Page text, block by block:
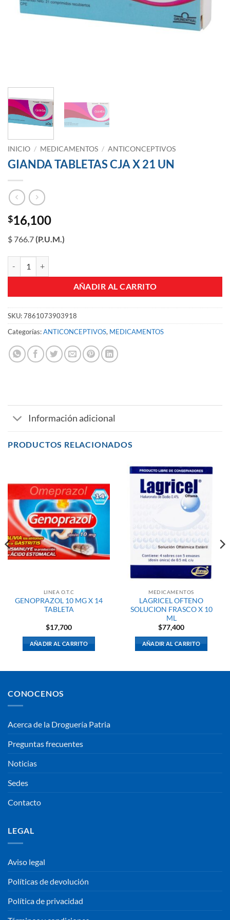
INICIO / MEDICAMENTOS / ANTICONCEPTIVOS
GIANDA TABLETAS CJA X 21 UN
$16,100
$ 766.7(P.U.M.)
AÑADIR AL CARRITO
SKU:7861073903918
Categorías:ANTICONCEPTIVOS, MEDICAMENTOS
Información adicional
PRODUCTOS RELACIONADOS
LINEA O.T.C
GENOPRAZOL 10 MG X 14
TABLETA
$17,700
AÑADIR AL CARRITO
MEDICAMENTOS
LAGRICEL OFTENO
SOLUCION FRASCO X 10
ML
$77,400
AÑADIR AL CARRITO
CONOCENOS
Acerca de la Droguería Patria
Preguntas frecuentes
Noticias
Sedes
Contacto
LEGAL
Aviso legal
Políticas de devolución
Política de privacidad